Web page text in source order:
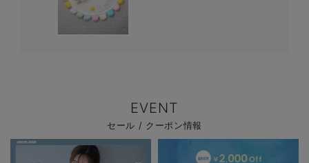
EVENT
セール / クーポン情報